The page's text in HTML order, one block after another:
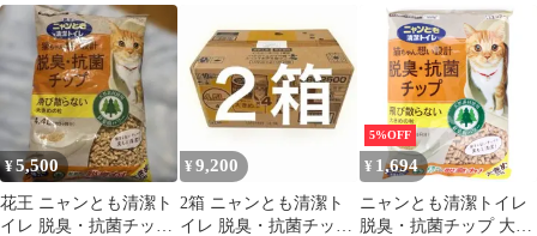
ップ付き
¥5,500
花王 ニャンとも清潔ト
イレ 脱臭・抗菌チップ
¥ 9,200
2箱 ニャンとも清潔ト
イレ 脱臭・抗菌チップ
5%OFF
¥ 1,694
ニャンとも清潔トイレ
脱臭・抗菌チップ 大き